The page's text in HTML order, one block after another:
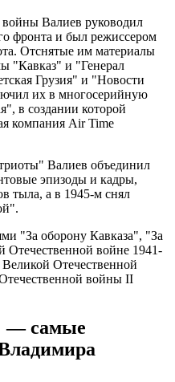
Валиев руководил
фронта и был режиссером
Отснятые им материалы
"Кавказ" и "Генерал
Грузия" и "Новости
их в многосерийную
в создании которой
компания Air Time
Валиев объединил
эпизоды и кадры,
тыла, а в 1945-м снял
"За оборону Кавказа", "За
Отечественной войне 1941-
Отечественной
войны II
— самые